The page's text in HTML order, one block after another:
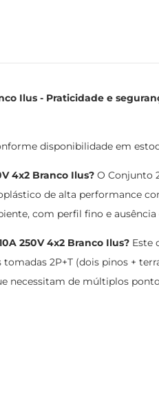
Ilus - Praticidade e
disponibilidade em
4x2 Branco Ilus? O Conjunto
de alta performance
com perfil fino e ausência
250V 4x2 Branco Ilus? Este
2P+T (dois pinos +
necessitam de múltiplos